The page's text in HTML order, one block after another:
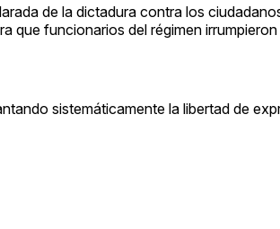
de la dictadura contra los
que funcionarios del régimen
sistemáticamente la libertad de